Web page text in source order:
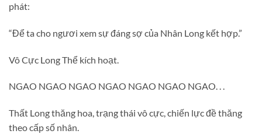
phát:
“Để ta cho ngươi xem sự đáng sợ của Nhân Long kết hợp.”
Vô Cực Long Thể kích hoạt.
NGAO NGAO NGAO NGAO NGAO NGAO NGAO. . .
Thất Long thăng hoa, trạng thái vô cực, chiến lực đề thăng
theo cấp số nhân.